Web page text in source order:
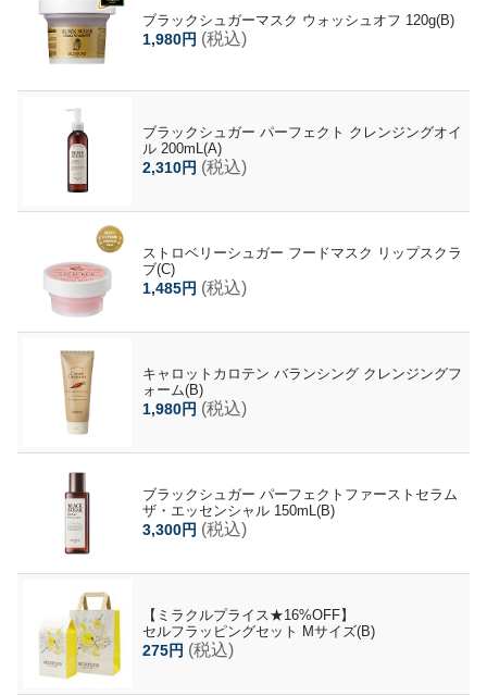
ブラックシュガーマスク ウォッシュオフ 120g(B)
1,980円 (税込)
ブラックシュガー パーフェクト クレンジングオイ
ル 200mL(A)
2,310円 (税込)
ストロベリーシュガー フードマスク リップスクラ
ブ(C)
1,485円 (税込)
キャロットカロテン バランシング クレンジングフ
ォーム(B)
1,980円 (税込)
ブラックシュガー パーフェクトファーストセラム
ザ・エッセンシャル 150mL(B)
3,300円 (税込)
【ミラクルプライス★16%OFF】
セルフラッピングセット Mサイズ(B)
275円 (税込)